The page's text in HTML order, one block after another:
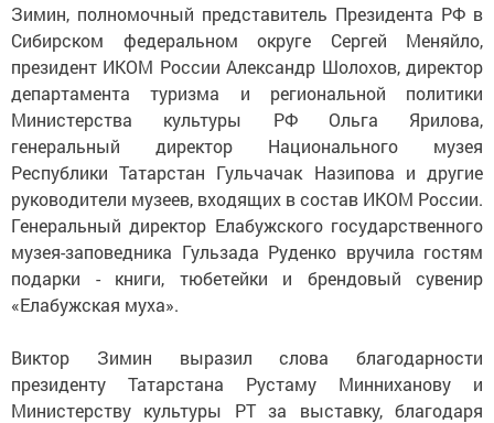
Зимин, полномочный представитель Президента РФ в
Сибирском федеральном округе Сергей Меняйло,
президент ИКОМ России Александр Шолохов, директор
департамента туризма и региональной политики
Министерства культуры РФ Ольга Ярилова,
генеральный директор Национального музея
Республики Татарстан Гульчачак Назипова и другие
руководители музеев, входящих в состав ИКОМ России.
Генеральный директор Елабужского государственного
музея-заповедника Гульзада Руденко вручила гостям
подарки - книги, тюбетейки и брендовый сувенир
«Елабужская муха».
Виктор Зимин выразил слова благодарности
президенту Татарстана Рустаму Минниханову и
Министерству культуры РТ за выставку, благодаря